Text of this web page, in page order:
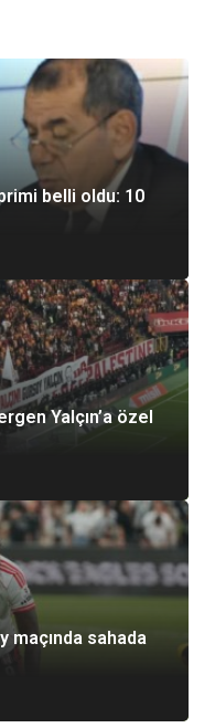
belli oldu: 10
Yalçın’a özel
maçında sahada